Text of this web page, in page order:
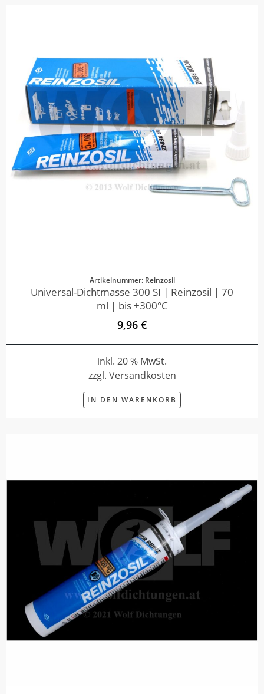
Artikelnummer: Reinzosil
Universal-Dichtmasse 300 SI | Reinzosil | 70
ml | bis +300°C
9,96 €
inkl. 20 % MwSt.
zzgl. Versandkosten
IN DEN WARENKORB